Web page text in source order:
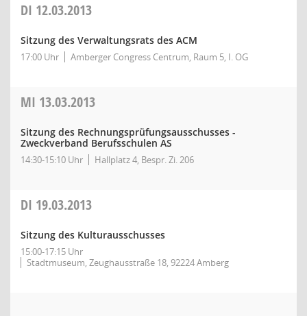
DI 12.03.2013
Sitzung des Verwaltungsrats des ACM
17:00 Uhr Amberger Congress Centrum, Raum 5, I. OG
MI 13.03.2013
Sitzung des Rechnungsprüfungsausschusses -
Zweckverband Berufsschulen AS
14:30-15:10 Uhr Hallplatz 4, Bespr. Zi. 206
DI 19.03.2013
Sitzung des Kulturausschusses
15:00-17:15 Uhr
Stadtmuseum, Zeughausstraße 18, 92224 Amberg